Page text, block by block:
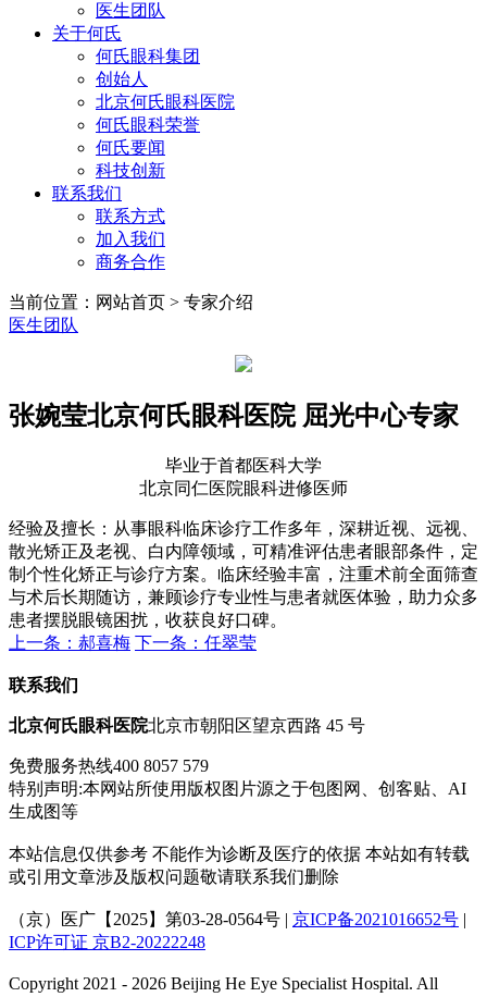
医生团队
关于何氏
何氏眼科集团
创始人
北京何氏眼科医院
何氏眼科荣誉
何氏要闻
科技创新
联系我们
联系方式
加入我们
商务合作
当前位置：网站首页 > 专家介绍
医生团队
张婉莹北京何氏眼科医院 屈光中心专家
毕业于首都医科大学
北京同仁医院眼科进修医师
经验及擅长：从事眼科临床诊疗工作多年，深耕近视、远视、
散光矫正及老视、白内障领域，可精准评估患者眼部条件，定
制个性化矫正与诊疗方案。临床经验丰富，注重术前全面筛查
与术后长期随访，兼顾诊疗专业性与患者就医体验，助力众多
患者摆脱眼镜困扰，收获良好口碑。
上一条：郝喜梅 下一条：任翠莹
联系我们
北京何氏眼科医院北京市朝阳区望京西路 45 号
免费服务热线400 8057 579
特别声明:本网站所使用版权图片源之于包图网、创客贴、AI
生成图等
本站信息仅供参考 不能作为诊断及医疗的依据 本站如有转载
或引用文章涉及版权问题敬请联系我们删除
（京）医广【2025】第03-28-0564号 | 京ICP备2021016652号 |
ICP许可证 京B2-20222248
Copyright 2021 - 2026 Beijing He Eye Specialist Hospital. All